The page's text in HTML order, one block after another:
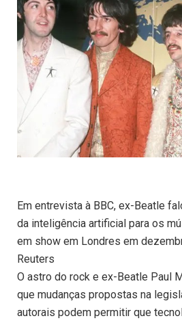
Em entrevista à BBC, ex-Beatle
da inteligência artificial para os
em show em Londres em
Reuters
O astro do rock e ex-Beatle Paul
que mudanças propostas na
autorais podem permitir que